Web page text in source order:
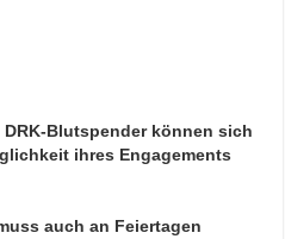
Blutspender können sich
ihres Engagements
auch an Feiertagen